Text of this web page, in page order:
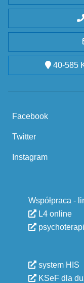
40-585
Facebook
Twitter
Instagram
Współpraca -
L4 online
system HIS
KSeF dla